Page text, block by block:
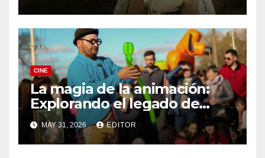
CINE
La magia de la animación:
Explorando el legado de
DreamWorks
MAY 31, 2026 EDITOR